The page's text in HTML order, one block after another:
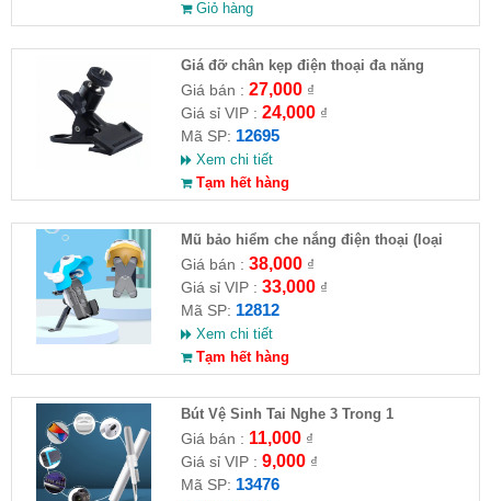
Giỏ hàng
Giá đỡ chân kẹp điện thoại đa năng
Giá bán : 27,000₫
Giá sỉ VIP : 24,000₫
Mã SP: 12695
Xem chi tiết
Tạm hết hàng
Mũ bảo hiểm che nắng điện thoại (loại
nhỏ)
Giá bán : 38,000₫
Giá sỉ VIP : 33,000₫
Mã SP: 12812
Xem chi tiết
Tạm hết hàng
Bút Vệ Sinh Tai Nghe 3 Trong 1
Giá bán : 11,000₫
Giá sỉ VIP : 9,000₫
Mã SP: 13476